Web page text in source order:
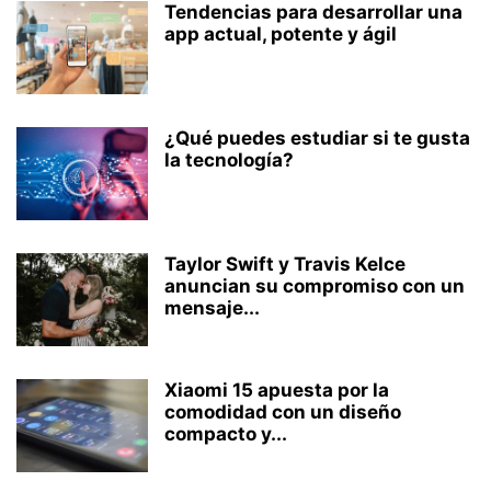
Tendencias para desarrollar una
app actual, potente y ágil
¿Qué puedes estudiar si te gusta
la tecnología?
Taylor Swift y Travis Kelce
anuncian su compromiso con un
mensaje...
Xiaomi 15 apuesta por la
comodidad con un diseño
compacto y...